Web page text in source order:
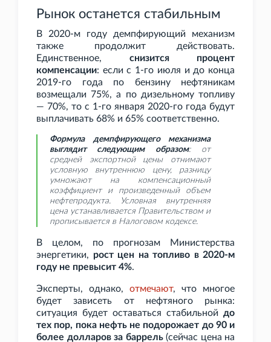
Рынок останется стабильным
В 2020-м году демпфирующий механизм
также продолжит действовать.
Единственное, снизится процент
компенсации: если с 1-го июля и до конца
2019-го года по бензину нефтяникам
возмещали 75%, а по дизельному топливу
— 70%, то с 1-го января 2020-го года будут
выплачивать 68% и 65% соответственно.
Формула демпфирующего механизма
выглядит следующим образом: от
средней экспортной цены отнимают
условную внутреннюю цену, разницу
умножают на компенсационный
коэффициент и произведенный объем
нефтепродукта. Условная внутренняя
цена устанавливается Правительством и
прописывается в Налоговом кодексе.
В целом, по прогнозам Министерства
энергетики, рост цен на топливо в 2020-м
году не превысит 4%.
Эксперты, однако, отмечают, что многое
будет зависеть от нефтяного рынка:
ситуация будет оставаться стабильной до
тех пор, пока нефть не подорожает до 90 и
более долларов за баррель(сейчас цена на